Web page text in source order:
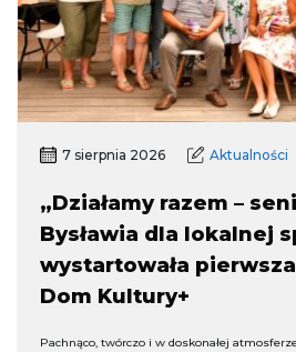
7 sierpnia 2026 Aktualności
„Działamy razem –
Bysławia dla lokalnej
wystartowała
Dom Kultury+
Pachnąco, twórczo i w doskonałej